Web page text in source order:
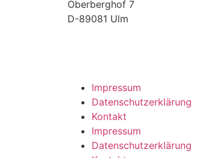
Oberberghof 7
D-89081 Ulm
Impressum
Datenschutzerklärung
Kontakt
Impressum
Datenschutzerklärung